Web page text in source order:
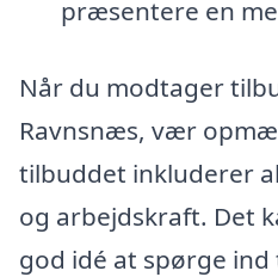
præsentere en
Når du modtager
Ravnsnæs, vær
tilbuddet inkluderer
og arbejdskraft. Det
god idé at spørge